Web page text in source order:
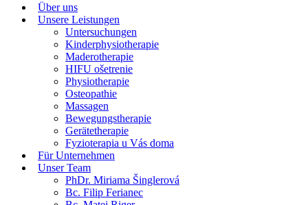
Über uns
Unsere Leistungen
Untersuchungen
Kinderphysiotherapie
Maderotherapie
HIFU ošetrenie
Physiotherapie
Osteopathie
Massagen
Bewegungstherapie
Gerätetherapie
Fyzioterapia u Vás doma
Für Unternehmen
Unser Team
PhDr. Miriama Šinglerová
Bc. Filip Ferianec